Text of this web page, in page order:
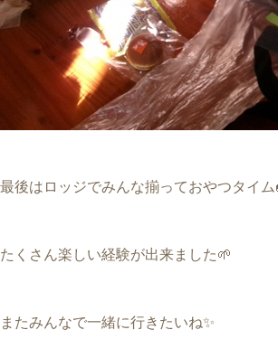
最後はロッジでみんな揃っておやつタイム
たくさん楽しい経験が出来ました🌱
またみんなで一緒に行きたいね✨